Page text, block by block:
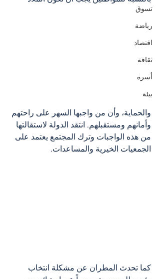
تسوق
رياضة
اقتصاد
ثقافة
أسرة
بيئة
والحماية، وأن من واجبها السهر على راحتهم
وأمانهم ومستقبلهم. انتقد الدولة لاستقالتها
من هذه الواجبات وترك المجتمع يعتمد على
الجمعيات الخيرية والمساعدات.
كما تحدث المطران عن مشكلة انتخاب